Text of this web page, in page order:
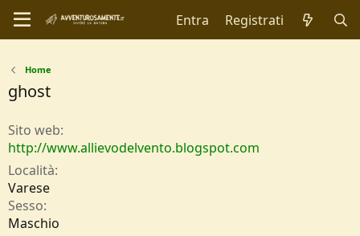
Entra Registrati
Home
ghost
Sito web
http://www.allievodelvento.blogspot.com
Località
Varese
Sesso
Maschio